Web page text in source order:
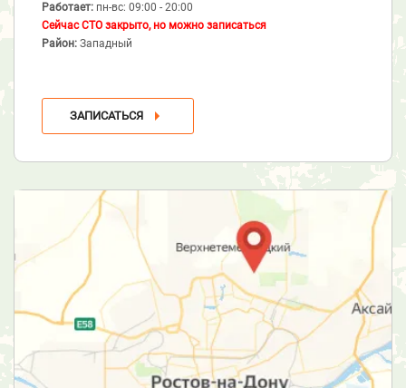
Работает: пн-вс: 09:00 - 20:00
Сейчас СТО закрыто, но можно записаться
Район: Западный
ЗАПИСАТЬСЯ